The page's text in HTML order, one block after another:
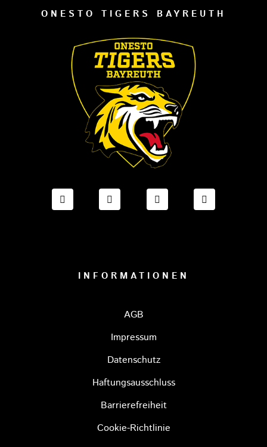
ONESTO TIGERS BAYREUTH
FACEBOOK ONESTO TIGERS BAYREUTH
INSTAGRAM ONESTO TIGERS
TIKTOK ONESTO
INFORMATIONEN
AGB
Impressum
Datenschutz
Haftungsausschluss
Barrierefreiheit
Cookie-Richtlinie